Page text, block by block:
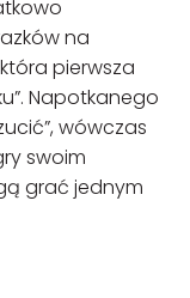
na
pierwsza
Napotkanego
wówczas
swoim
grać jednym